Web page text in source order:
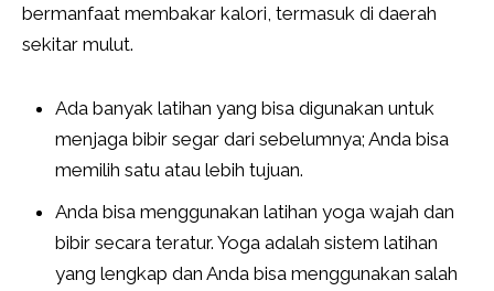
bermanfaat membakar kalori, termasuk di daerah
sekitar mulut.
Ada banyak latihan yang bisa digunakan untuk
menjaga bibir segar dari sebelumnya; Anda bisa
memilih satu atau lebih tujuan.
Anda bisa menggunakan latihan yoga wajah dan
bibir secara teratur. Yoga adalah sistem latihan
yang lengkap dan Anda bisa menggunakan salah